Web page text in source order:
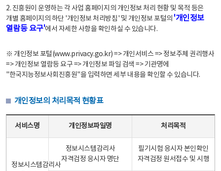
2. 진흥원이 운영하는 각 사업 홈페이지의 개인정보 처리 현황 및 목적 등은
개별 홈페이지의 하단 '개인정보 처리방침' 및 개인정보 포털의 '개인정보
열람등 요구'에서 자세한 사항을 확인하실 수 있습니다.
※ 개인정보 포털(www.privacy.go.kr) => 개인서비스 => 정보주체 권리행사
=> 개인정보 열람등 요구 => 개인정보 파일 검색 => 기관명에
"한국지능정보사회진흥원"을 입력하면 세부 내용을 확인할 수 있습니다.
개인정보의 처리목적 현황표
서비스명 개인정보파일명 처리목적
정보시스템감리사
정보시스템감리사
자격검정 응시자 명단
필기시험 응시자 본인확인
자격검정 원서접수 및 시행